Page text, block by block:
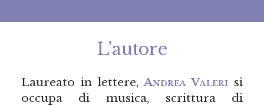
L’autore
Laureato in lettere,Andrea Valeri si
occupa di musica, scrittura di